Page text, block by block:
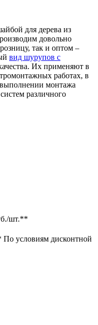
для дерева из
довольно
так и оптом –
вид шурупов с
Их применяют в
работах, в
монтажа
различного
/шт.**
По условиям дисконтной